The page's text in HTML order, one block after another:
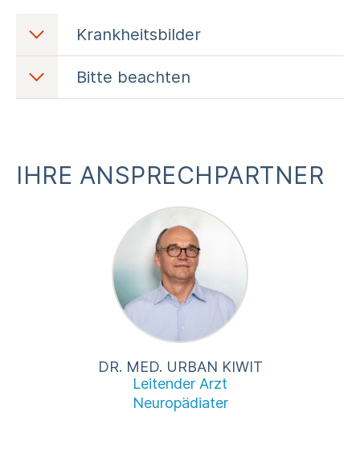
Krankheitsbilder
Bitte beachten
Bitte mitbringen
Gültigen Überweisungsschein
IHRE ANSPRECHPARTNER
DR. MED. URBAN KIWIT
Leitender Arzt
Neuropädiater